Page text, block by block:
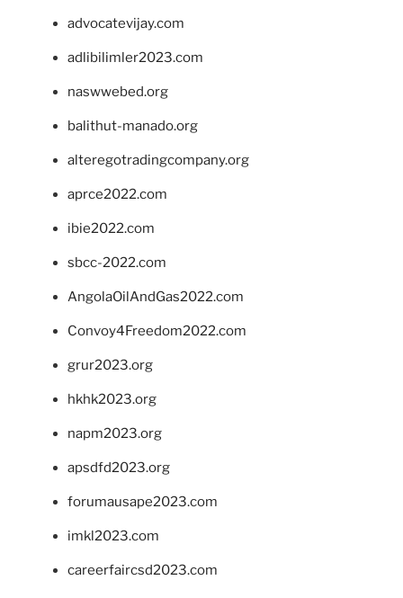
advocatevijay.com
adlibilimler2023.com
naswwebed.org
balithut-manado.org
alteregotradingcompany.org
aprce2022.com
ibie2022.com
sbcc-2022.com
AngolaOilAndGas2022.com
Convoy4Freedom2022.com
grur2023.org
hkhk2023.org
napm2023.org
apsdfd2023.org
forumausape2023.com
imkl2023.com
careerfaircsd2023.com